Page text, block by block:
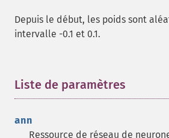
Depuis le début, les poids sont
intervalle -0.1 et 0.1.
Liste de paramètres
ann
Ressource de réseau de